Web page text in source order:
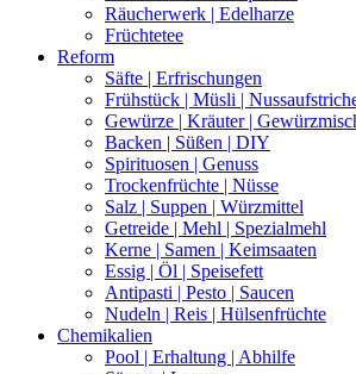
Räucherwerk | Edelharze
Früchtetee
Reform
Säfte | Erfrischungen
Frühstück | Müsli |
Gewürze | Kräuter |
Backen | Süßen | DIY
Spirituosen | Genuss
Trockenfrüchte | Nüsse
Salz | Suppen | Würzmittel
Getreide | Mehl | Spezialmehl
Kerne | Samen | Keimsaaten
Essig | Öl | Speisefett
Antipasti | Pesto | Saucen
Nudeln | Reis | Hülsenfrüchte
Chemikalien
Pool | Erhaltung | Abhilfe